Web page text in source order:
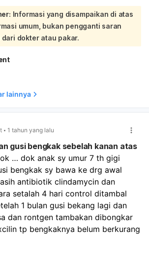
pada gusi yang gatal atau Kompres
rasa gatal.
air putih perhari
dan konsumsi minuman beralkohol
kesehatan gigi dan mulut Anda ke
3-6 bulan sekali.
gigi dan mulut dengan menyikat
es pada area yang gatal.
air garam hangat.
bahan alami seperti baking soda atau
Jika gejala gatal tidak membaik
nyeri, bengkak, atau gejala lain yang
dengan dokter gigi untuk diagnosis dan
yang tepat. Dokter gigi dapat
penyebab pasti dan memberikan
yang sesuai, seperti scaling atau
jika diperlukan.
Informasi yang disampaikan di atas
umum, bukan pengganti saran
dari dokter atau pakar.
lainnya
1 tahun yang lalu
gusi bengkak sebelah kanan atas
… dok anak sy umur 7 th gigi
bengkak sy bawa ke drg awal
antibiotik clindamycin dan
setalah 4 hari control ditambal
1 bulan gusi bekang lagi dan
dan rontgen tambakan dibongkar
tp bengkaknya belum berkurang